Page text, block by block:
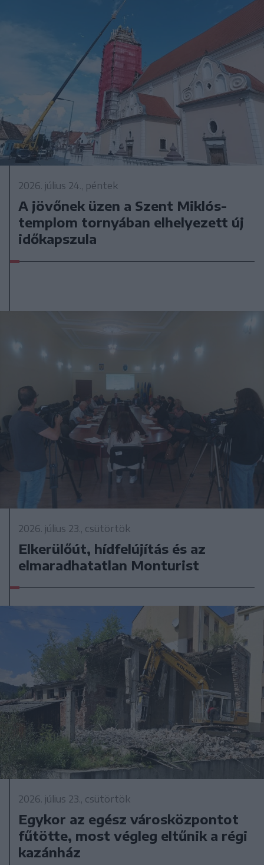
2026. július 24., péntek
A jövőnek üzen a Szent Miklós-
templom tornyában elhelyezett új
időkapszula
2026. július 23., csütörtök
Elkerülőút, hídfelújítás és az
elmaradhatatlan Monturist
2026. július 23., csütörtök
Egykor az egész városközpontot
fűtötte, most végleg eltűnik a régi
kazánház